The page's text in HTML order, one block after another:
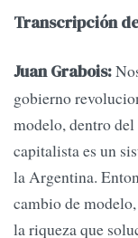
Transcripción
Juan Grabois:
gobierno
modelo, dentro
capitalista es un
la Argentina.
cambio de
la riqueza que